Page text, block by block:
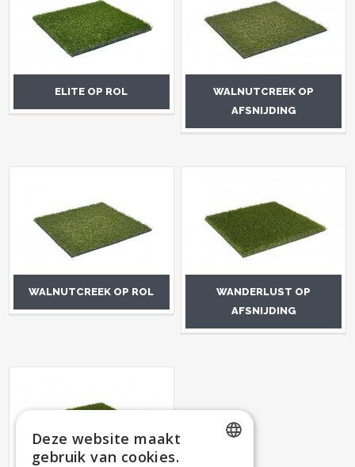
ELITE OP ROL
WALNUTCREEK OP
AFSNIJDING
WALNUTCREEK OP ROL
WANDERLUST OP
AFSNIJDING
Deze website maakt
gebruik van cookies.